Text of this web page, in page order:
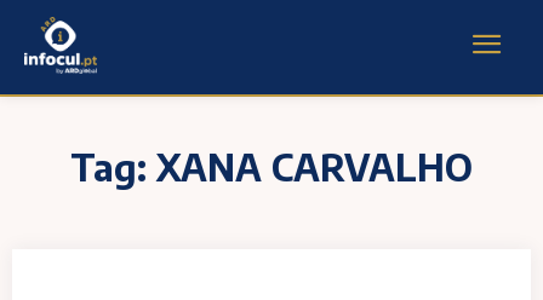
Tag: XANA CARVALHO